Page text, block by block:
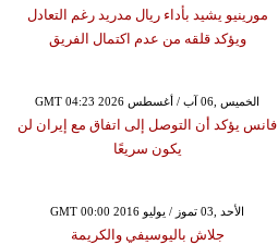
مورينيو يشيد بأداء ريال مدريد رغم التعادل
ويؤكد قلقه من عدم اكتمال الفريق
GMT 04:23 2026 الخميس ,06 آب / أغسطس
فانس يؤكد أن التوصل إلى اتفاق مع إيران لن
يكون سريعًا
GMT 00:00 2016 الأحد ,03 تموز / يوليو
جلاش باليوسيفي والكريمة